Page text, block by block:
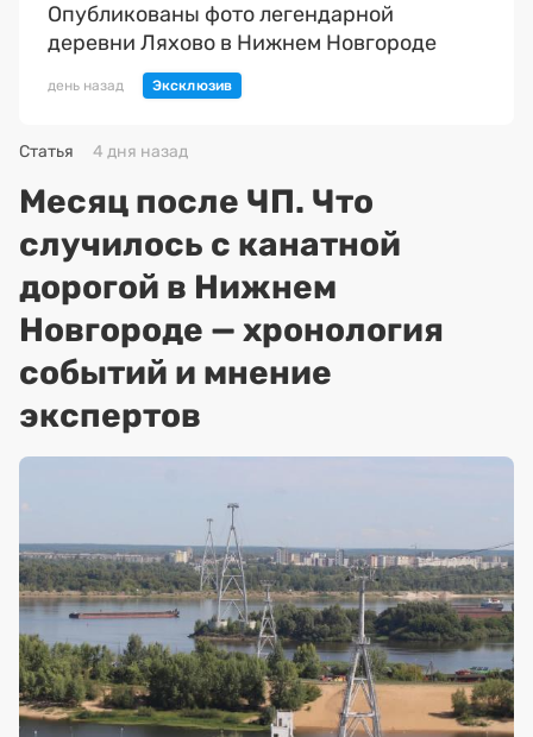
Опубликованы фото легендарной
деревни Ляхово в Нижнем Новгороде
день назад
Статья 4 дня назад
Месяц после ЧП. Что
случилось с канатной
дорогой в Нижнем
Новгороде — хронология
событий и мнение
экспертов